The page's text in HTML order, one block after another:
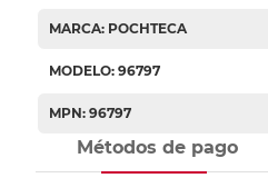
MARCA: POCHTECA
MODELO: 96797
MPN: 96797
Métodos de pago